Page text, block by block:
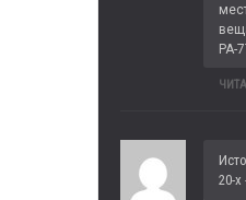
РА-
20-х